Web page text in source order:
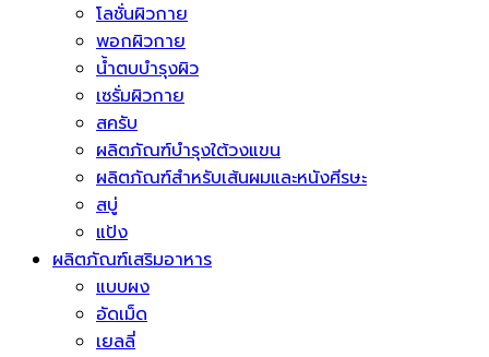
โลชั่นผิวกาย
พอกผิวกาย
น้ำตบบำรุงผิว
เซรั่มผิวกาย
สครับ
ผลิตภัณฑ์บำรุงใต้วงแขน
ผลิตภัณฑ์สำหรับเส้นผมและหนังศีรษะ
สบู่
แป้ง
ผลิตภัณฑ์เสริมอาหาร
แบบผง
อัดเม็ด
เยลลี่